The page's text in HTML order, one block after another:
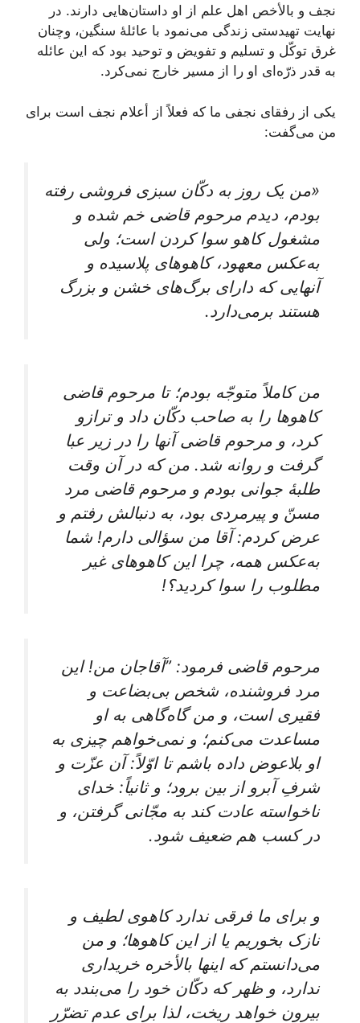
نجف‌ و بالأخص اهل‌ علم‌ از او داستان‌هایی‌ دارند. در
نهایت‌ تهیدستی‌ زندگی‌ می‌نمود با عائلۀ سنگین‌، وچنان‌
غرق‌ توکّل‌ و تسلیم‌ و تفویض‌ و توحید بود که‌ این‌ عائله‌
به ‌قدر ذرّه‌ای‌ او را از مسیر خارج‌ نمی‌کرد.
یکی‌ از رفقای‌ نجفی‌ ما که‌ فعلاً از أعلام‌ نجف‌ است‌ برای‌
من‌ می‌گفت‌:
«من‌ یک‌ روز به‌ دکّان‌ سبزی‌ فروشی‌ رفته‌
بودم‌، دیدم‌ مرحوم‌ قاضی‌ خم‌ شده‌ و
مشغول‌ کاهو سوا کردن‌ است‌؛ ولی‌
به‌عکس‌ معهود، کاهوهای‌ پلاسیده‌ و
آنهایی ‌که‌ دارای‌ برگ‌های‌ خشن‌ و بزرگ‌
هستند برمی‌دارد.
من‌ کاملاً متوجّه‌ بودم‌؛ تا مرحوم‌ قاضی‌
کاهوها را به صاحب‌ دکّان‌ داد و ترازو
کرد، و مرحوم‌ قاضی‌ آنها را در زیر عبا
گرفت‌ و روانه‌ شد. من‌ که‌ در آن‌ وقت‌
طلبۀ جوانی‌ بودم‌ و مرحوم‌ قاضی‌ مرد
مسنّ و پیرمردی‌ بود، به دنبالش‌ رفتم‌ و
عرض‌ کردم‌: آقا من‌ سؤالی‌ دارم‌! شما
به‌عکس‌ همه‌، چرا این‌ کاهوهای‌ غیر
مطلوب‌ را سوا کردید؟!
مرحوم‌ قاضی‌ فرمود: ”آقاجان‌ من‌! این‌
مرد فروشنده‌، شخص‌ بی‌بضاعت‌ و
فقیری‌ است‌، و من‌ گاه‌گاهی‌ به‌ او
مساعدت‌ می‌کنم‌؛ و نمی‌خواهم‌ چیزی‌ به‌
او بلاعوض‌ داده‌ باشم‌ تا اوّلاً: آن‌ عزّت‌ و
شرفِ آبرو از بین‌ برود؛ و ثانیاً: خدای‌
ناخواسته‌ عادت‌ کند به‌ مجّانی‌ گرفتن‌، و
در کسب‌ هم‌ ضعیف‌ شود.
و برای‌ ما فرقی‌ ندارد کاهوی‌ لطیف‌ و
نازک‌ بخوریم‌ یا از این‌ کاهوها؛ و من‌
می‌دانستم‌ که‌ اینها بالأخره‌ خریداری‌
ندارد، و ظهر که‌ دکّان‌ خود را می‌بندد به‌
بیرون‌ خواهد ریخت‌، لذا برای‌ عدم‌ تضرّر